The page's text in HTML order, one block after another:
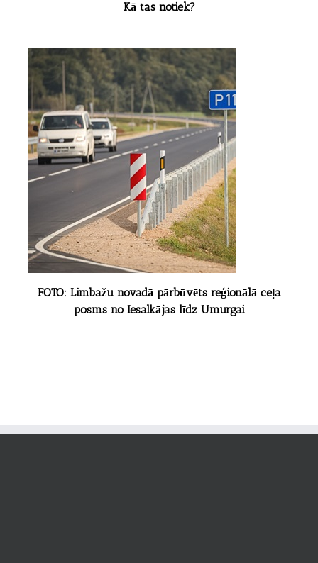
Kā tas notiek?
FOTO: Limbažu novadā pārbūvēts reģionālā ceļa
posms no Iesalkājas līdz Umurgai